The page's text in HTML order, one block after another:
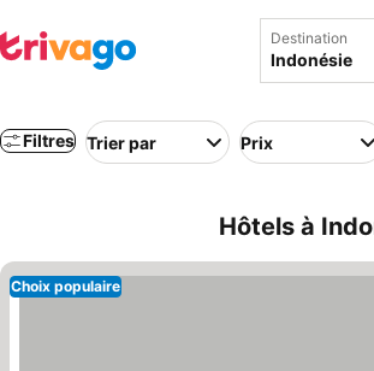
Destination
Filtres Trier par Prix
Hôtels à
Choix populaire